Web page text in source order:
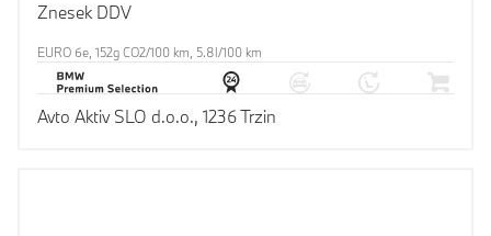
Znesek DDV
EURO 6e, 152g CO2/100 km, 5.8l/100 km
Avto Aktiv SLO d.o.o., 1236 Trzin